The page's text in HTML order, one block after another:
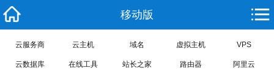
移动版
云服务商 云主机 域名 虚拟主机 VPS
云数据库 在线工具 站长之家 路由器 阿里云